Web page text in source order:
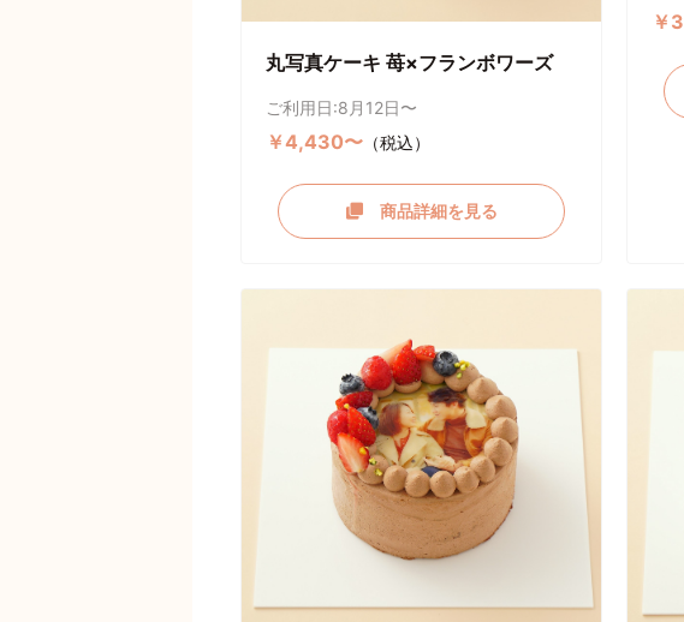
丸写真ケーキ 苺×フランボワーズ
ご利用日:8月12日〜
￥4,430〜 （税込）
商品詳細を見る
￥